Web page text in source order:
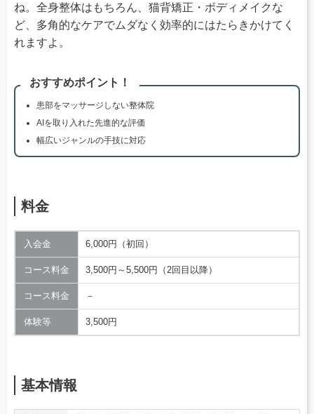
ね。全身整体はもちろん、猫背矯正・ボディメイクな
ど、多角的なケアでムダなく効率的にはたらきかけてく
れますよ。
おすすめポイント！
患部をマッサージしない整体院
AIを取り入れた先進的な評価
幅広いジャンルの手技に対応
料金
入会金 6,000円（初回）
コース料金 3,500円～5,500円（2回目以降）
コース料金 －
体験等 3,500円
基本情報